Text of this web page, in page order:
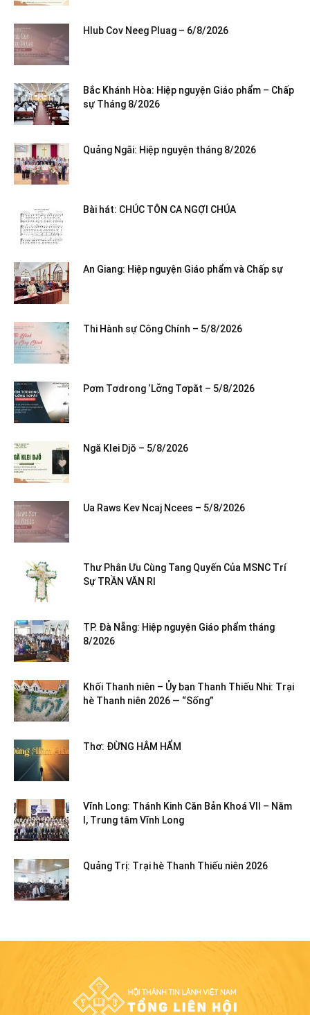
Hlub Cov Neeg Pluag – 6/8/2026
Bắc Khánh Hòa: Hiệp nguyện Giáo phẩm – Chấp
sự Tháng 8/2026
Quảng Ngãi: Hiệp nguyện tháng 8/2026
Bài hát: CHÚC TÔN CA NGỢI CHÚA
An Giang: Hiệp nguyện Giáo phẩm và Chấp sự
Thi Hành sự Công Chính – 5/8/2026
Pơm Tơdrong ‘Lơ̆ng Tơpăt – 5/8/2026
Ngă Klei Djŏ – 5/8/2026
Ua Raws Kev Ncaj Ncees – 5/8/2026
Thư Phân Ưu Cùng Tang Quyến Của MSNC Trí
Sự TRẦN VĂN RI
TP. Đà Nẵng: Hiệp nguyện Giáo phẩm tháng
8/2026
Khối Thanh niên – Ủy ban Thanh Thiếu Nhi: Trại
hè Thanh niên 2026 — “Sống”
Thơ: ĐỪNG HÂM HẨM
Vĩnh Long: Thánh Kinh Căn Bản Khoá VII – Năm
I, Trung tâm Vĩnh Long
Quảng Trị: Trại hè Thanh Thiếu niên 2026